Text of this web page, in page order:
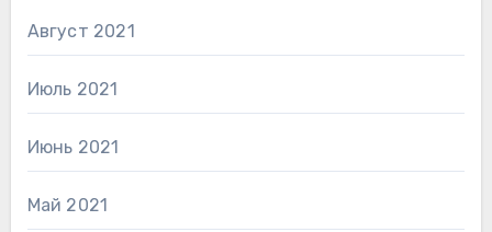
Август 2021
Июль 2021
Июнь 2021
Май 2021